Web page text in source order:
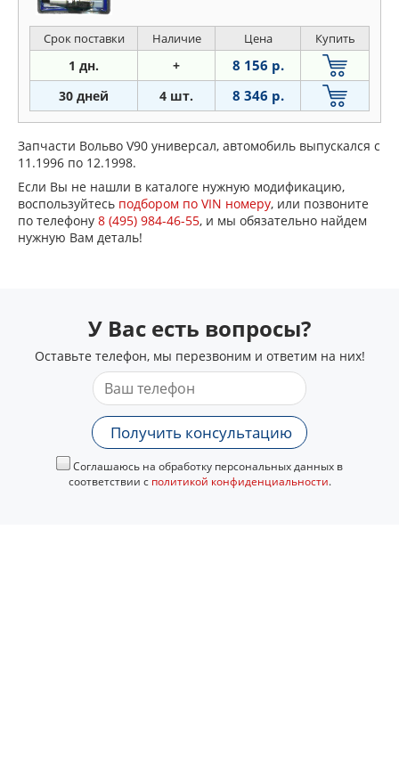
Срок поставки Наличие Цена Купить
1 дн. + 8 156 р.
30 дней 4 шт. 8 346 р.
Запчасти Вольво V90 универсал, автомобиль выпускался с
11.1996 по 12.1998.
Если Вы не нашли в каталоге нужную модификацию,
воспользуйтесь подбором по VIN номеру, или позвоните
по телефону 8 (495) 984-46-55, и мы обязательно найдем
нужную Вам деталь!
У Вас есть вопросы?
Оставьте телефон, мы перезвоним и ответим на них!
Получить консультацию
Соглашаюсь на обработку персональных данных в
соответствии с политикой конфиденциальности.